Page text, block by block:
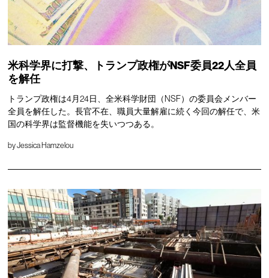
米科学界に打撃、トランプ政権がNSF委員22人全員
を解任
トランプ政権は4月24日、全米科学財団（NSF）の委員会メンバー
全員を解任した。長官不在、職員大量解雇に続く今回の解任で、米
国の科学界は監督機能を失いつつある。
byJessica Hamzelou